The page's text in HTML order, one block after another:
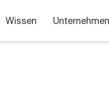
Wissen Unternehmen